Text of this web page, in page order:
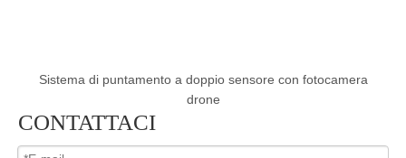
Sistema di puntamento a doppio sensore con fotocamera
drone
CONTATTACI